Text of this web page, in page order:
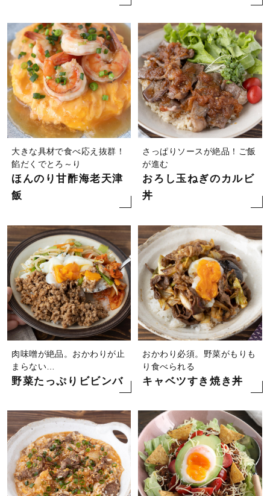
大きな具材で食べ応え抜群！
餡だくでとろ～り
ほんのり甘酢海老天津
飯
さっぱりソースが絶品！ご飯
が進む
おろし玉ねぎのカルビ
丼
肉味噌が絶品。おかわりが止
まらない…
野菜たっぷりビビンバ
おかわり必須。野菜がもりも
り食べられる
キャベツすき焼き丼